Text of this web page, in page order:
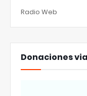
Radio Web
Donaciones